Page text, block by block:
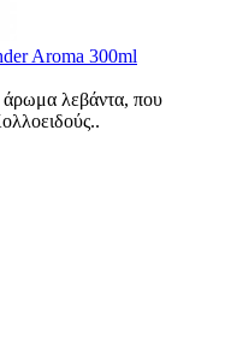
Aroma 300ml
άρωμα λεβάντα, που